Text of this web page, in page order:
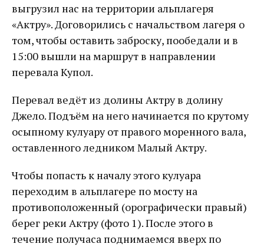
выгрузил нас на территории альплагеря
«Актру». Договорились с начальством лагеря о
том, чтобы оставить заброску, пообедали и в
15:00 вышли на маршрут в направлении
перевала Купол.
Перевал ведёт из долины Актру в долину
Джело. Подъём на него начинается по крутому
осыпному кулуару от правого моренного вала,
оставленного ледником Малый Актру.
Чтобы попасть к началу этого кулуара
переходим в альплагере по мосту на
противоположенный (орографически правый)
берег реки Актру (фото 1). После этого в
течение получаса поднимаемся вверх по